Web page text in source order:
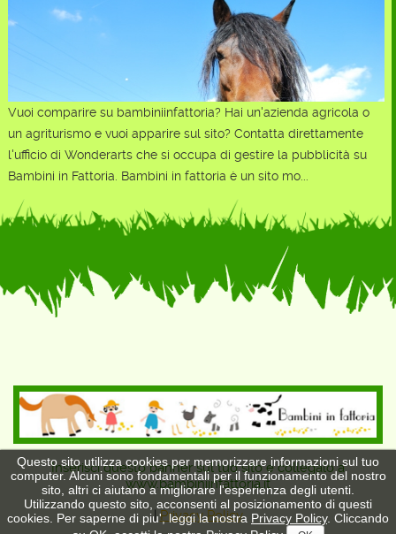
Questo sito utilizza cookies per memorizzare informazioni sul tuo
computer. Alcuni sono fondamentali per il funzionamento del nostro
sito, altri ci aiutano a migliorare l'esperienza degli utenti.
Utilizzando questo sito, acconsenti al posizionamento di questi
cookies. Per saperne di piu', leggi la nostra Privacy Policy. Cliccando
Vuoi comparire su bambiniinfattoria? Hai un'azienda agricola o
un agriturismo e vuoi apparire sul sito? Contatta direttamente
l'ufficio di Wonderarts che si occupa di gestire la pubblicità su
Bambini in Fattoria. Bambini in fattoria è un sito mo...
Inserisci questo banner sul tuo sito e collegalo a
www.bambiniinfattoria.it
|Privacy Policy